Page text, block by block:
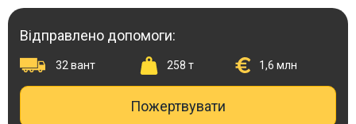
Перейти
до
вмістуВідправлено допомоги:
32 вант 258 т 1,6 млн
Пожертвувати